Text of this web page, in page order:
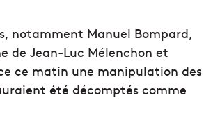
notamment Manuel Bompard,
de Jean-Luc Mélenchon et
ce matin une manipulation des
été décomptés comme